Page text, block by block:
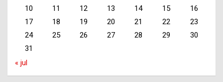
10
11 12 13 14 15
16
17
18 19 20 21 22
23
24
25 26 27 28 29
30
31
« jul